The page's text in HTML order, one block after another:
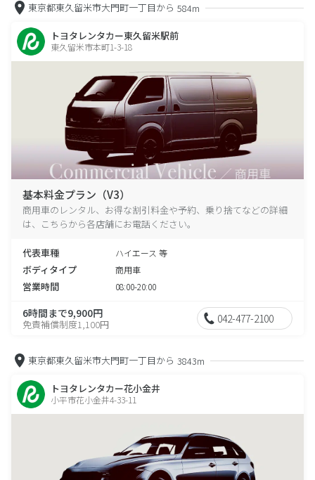
東京都東久留米市大門町一丁目から 584m
トヨタレンタカー東久留米駅前
東久留米市本町1-3-18
基本料金プラン（V3）
商用車のレンタル、お得な割引料金や予約、乗り捨てなどの詳細
は、こちらから各店舗にお電話ください。
代表車種 ハイエース 等
ボディタイプ 商用車
営業時間 08:00-20:00
6時間まで9,900円
免責補償制度1,100円 042-477-2100
東京都東久留米市大門町一丁目から 3843m
トヨタレンタカー花小金井
小平市花小金井4-33-11